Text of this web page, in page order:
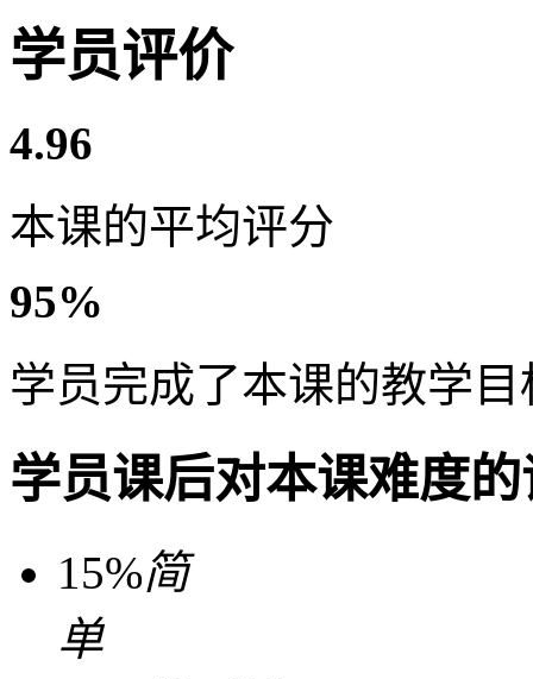
学员评价
4.96
本课的平均评分
95%
学员完成了本课的教学目
学员课后对本课难度
15%简
单